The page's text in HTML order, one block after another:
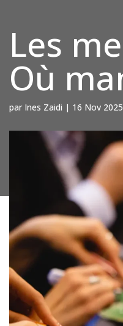
Les
Où
par Ines Zaidi | 16 Nov 2025